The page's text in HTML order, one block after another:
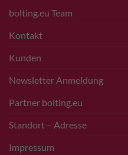
bolting.eu Team
Kontakt
Kunden
Newsletter Anmeldung
Partner bolting.eu
Standort – Adresse
Impressum